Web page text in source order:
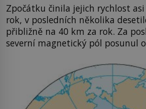
Zpočátku činila jejich rychlost
rok, v posledních několika
přibližně na 40 km za rok. Za
severní magnetický pól posunul